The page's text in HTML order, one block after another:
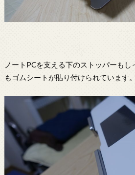
ノートPCを支える下のストッパーも
もゴムシートが貼り付けられています。